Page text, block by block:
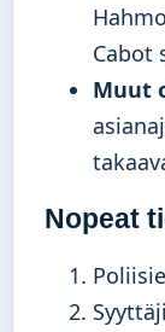
Cabot
Muut
Nopeat